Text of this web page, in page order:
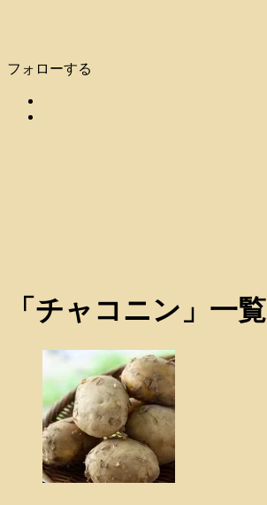
フォローする
「 チャコニン 」 一覧